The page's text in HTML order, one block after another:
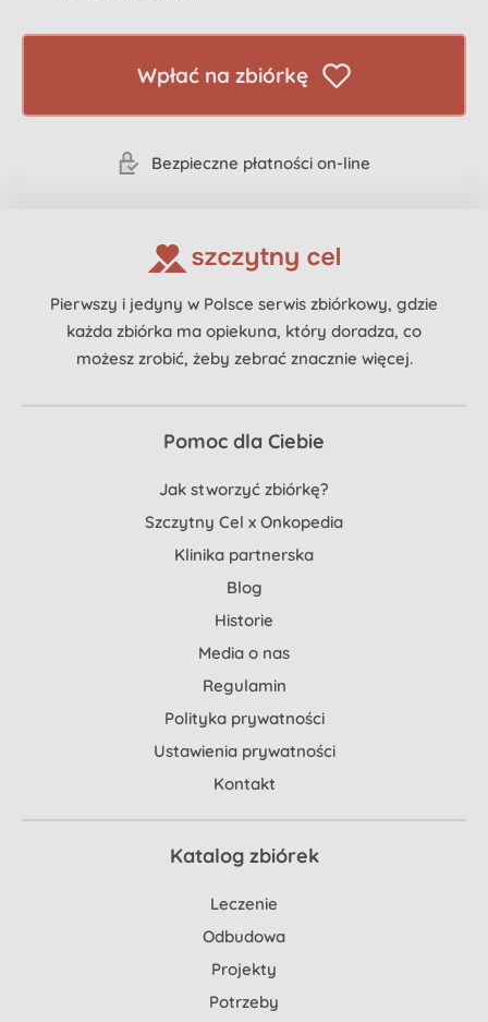
Wpłać na zbiórkę
Bezpieczne płatności on-line
Pierwszy i jedyny w Polsce serwis zbiórkowy, gdzie
każda zbiórka ma opiekuna, który doradza, co
możesz zrobić, żeby zebrać znacznie więcej.
Pomoc dla Ciebie
Jak stworzyć zbiórkę?
Szczytny Cel x Onkopedia
Klinika partnerska
Blog
Historie
Media o nas
Regulamin
Polityka prywatności
Ustawienia prywatności
Kontakt
Katalog zbiórek
Leczenie
Odbudowa
Projekty
Potrzeby